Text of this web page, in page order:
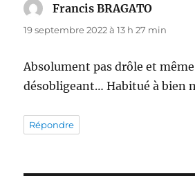
Francis BRAGATO
19 septembre 2022 à 13 h 27 min
Absolument pas drôle et
désobligeant… Habitué à bien
Répondre